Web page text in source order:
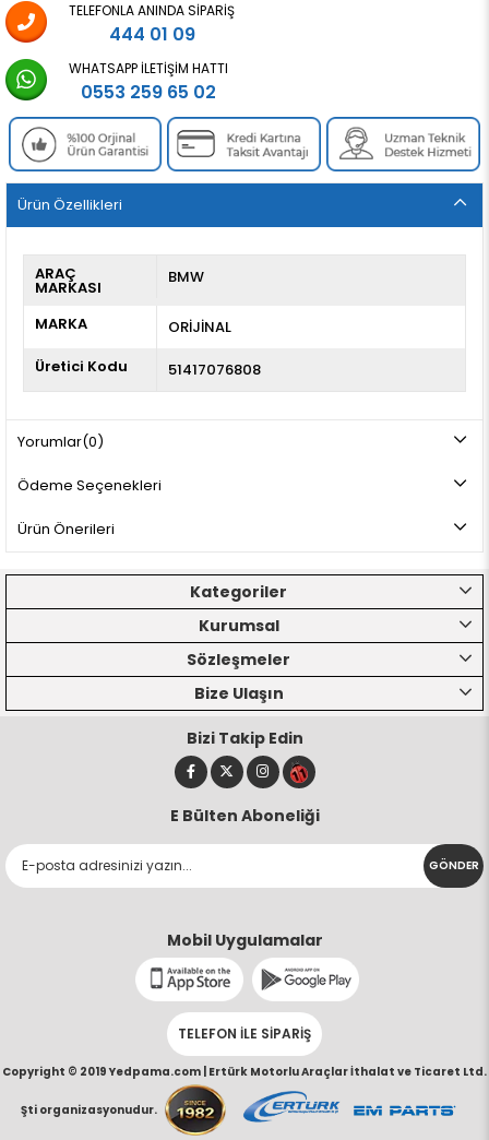
TELEFONLA ANINDA SIPARIŞ
444 01 09
WHATSAPP İLETIŞIM HATTI
0553 259 65 02
Ürün Özellikleri
ARAÇ
MARKASI
BMW
MARKA
ORİJİNAL
Üretici Kodu
51417076808
Yorumlar(0)
Ödeme Seçenekleri
Ürün Önerileri
Kategoriler
Kurumsal
Sözleşmeler
Bize Ulaşın
Bizi Takip Edin
E Bülten Aboneliği
GÖNDER
Mobil Uygulamalar
TELEFON İLE SİPARİŞ
Copyright © 2019 Yedpama.com | Ertürk Motorlu Araçlar İthalat ve Ticaret Ltd.
Şti organizasyonudur.